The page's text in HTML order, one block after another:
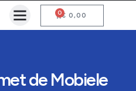
€ 0,00
0
de Mobiele